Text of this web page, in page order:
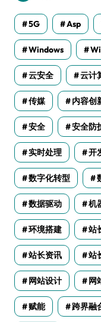
5G Asp
Windows
云安全 云计
传媒 内容创
安全 安全防
实时处理 开
数字化转型
数据驱动 机
环境搭建 站
站长资讯 站
网站设计 网
赋能 跨界融